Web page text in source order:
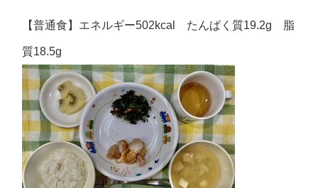
【普通食】エネルギー502kcal たんぱく質19.2g 脂
質18.5g